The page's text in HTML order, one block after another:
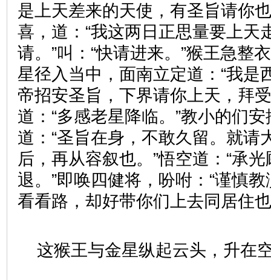
是上天差来的天使，有圣旨请你
喜，道：“我这两日正思量要上天
请。”叫：“快请进来。”猴王急整
星径入当中，面南立定道：“我是
帝招安圣旨，下界请你上天，拜
道：“多感老星降临。”教小的们
道：“圣旨在身，不敢久留。就请
后，再从容叙也。”悟空道：“承
退。”即唤四健将，吩咐：“谨慎
看看路，却好带你们上去同居
这猴王与金星纵起云头，升在